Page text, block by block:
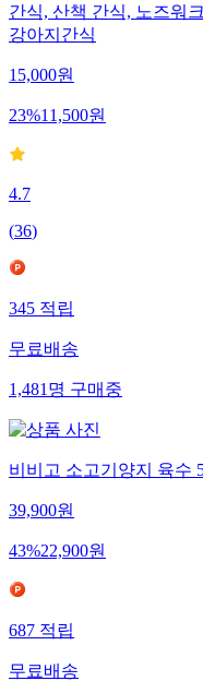
간식, 산책 간식, 노즈워
강아지간식
15,000원
23%11,500원
4.7
(36)
345적립
무료배송
1,481명구매중
비비고 소고기양지 육수
39,900원
43%22,900원
687적립
무료배송